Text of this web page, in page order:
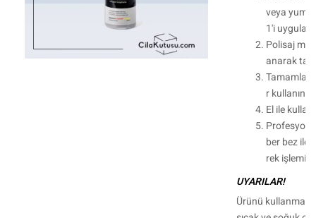
veya
1'i
Polisaj
anarak
r kullanın.
El ile
ber bez ile
rek işlemi
UYARILAR!
Ürünü